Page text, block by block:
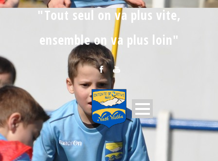
"Tout seul on va plus vite,
ensemble on va plus loin"